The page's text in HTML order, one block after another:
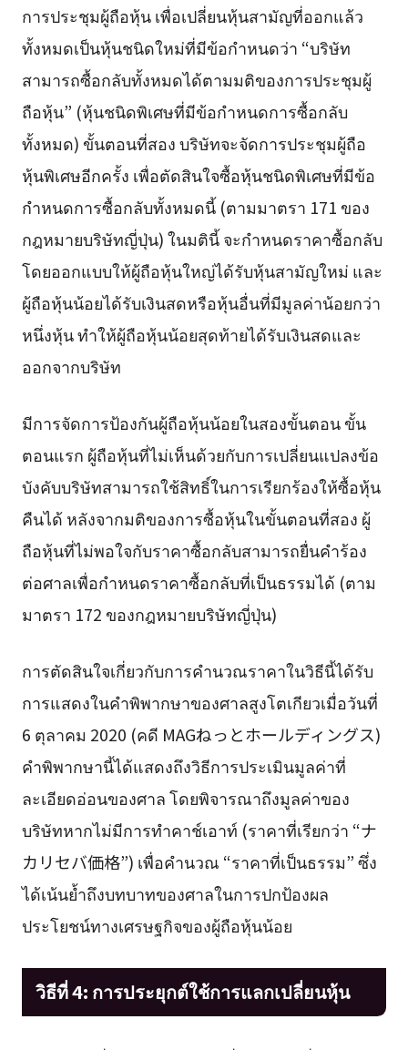
การประชุมผู้ถือหุ้น เพื่อเปลี่ยนหุ้นสามัญที่ออกแล้ว
ทั้งหมดเป็นหุ้นชนิดใหม่ที่มีข้อกำหนดว่า “บริษัท
สามารถซื้อกลับทั้งหมดได้ตามมติของการประชุมผู้
ถือหุ้น” (หุ้นชนิดพิเศษที่มีข้อกำหนดการซื้อกลับ
ทั้งหมด) ขั้นตอนที่สอง บริษัทจะจัดการประชุมผู้ถือ
หุ้นพิเศษอีกครั้ง เพื่อตัดสินใจซื้อหุ้นชนิดพิเศษที่มีข้อ
กำหนดการซื้อกลับทั้งหมดนี้ (ตามมาตรา 171 ของ
กฎหมายบริษัทญี่ปุ่น) ในมตินี้ จะกำหนดราคาซื้อกลับ
โดยออกแบบให้ผู้ถือหุ้นใหญ่ได้รับหุ้นสามัญใหม่ และ
ผู้ถือหุ้นน้อยได้รับเงินสดหรือหุ้นอื่นที่มีมูลค่าน้อยกว่า
หนึ่งหุ้น ทำให้ผู้ถือหุ้นน้อยสุดท้ายได้รับเงินสดและ
ออกจากบริษัท
มีการจัดการป้องกันผู้ถือหุ้นน้อยในสองขั้นตอน ขั้น
ตอนแรก ผู้ถือหุ้นที่ไม่เห็นด้วยกับการเปลี่ยนแปลงข้อ
บังคับบริษัทสามารถใช้สิทธิ์ในการเรียกร้องให้ซื้อหุ้น
คืนได้ หลังจากมติของการซื้อหุ้นในขั้นตอนที่สอง ผู้
ถือหุ้นที่ไม่พอใจกับราคาซื้อกลับสามารถยื่นคำร้อง
ต่อศาลเพื่อกำหนดราคาซื้อกลับที่เป็นธรรมได้ (ตาม
มาตรา 172 ของกฎหมายบริษัทญี่ปุ่น)
การตัดสินใจเกี่ยวกับการคำนวณราคาในวิธีนี้ได้รับ
การแสดงในคำพิพากษาของศาลสูงโตเกียวเมื่อวันที่
6 ตุลาคม 2020 (คดี MAGねっとホールディングス)
คำพิพากษานี้ได้แสดงถึงวิธีการประเมินมูลค่าที่
ละเอียดอ่อนของศาล โดยพิจารณาถึงมูลค่าของ
บริษัทหากไม่มีการทำคาช์เอาท์ (ราคาที่เรียกว่า “ナ
カリセバ価格”) เพื่อคำนวณ “ราคาที่เป็นธรรม” ซึ่ง
ได้เน้นย้ำถึงบทบาทของศาลในการปกป้องผล
ประโยชน์ทางเศรษฐกิจของผู้ถือหุ้นน้อย
วิธีที่ 4: การประยุกต์ใช้การแลกเปลี่ยนหุ้น